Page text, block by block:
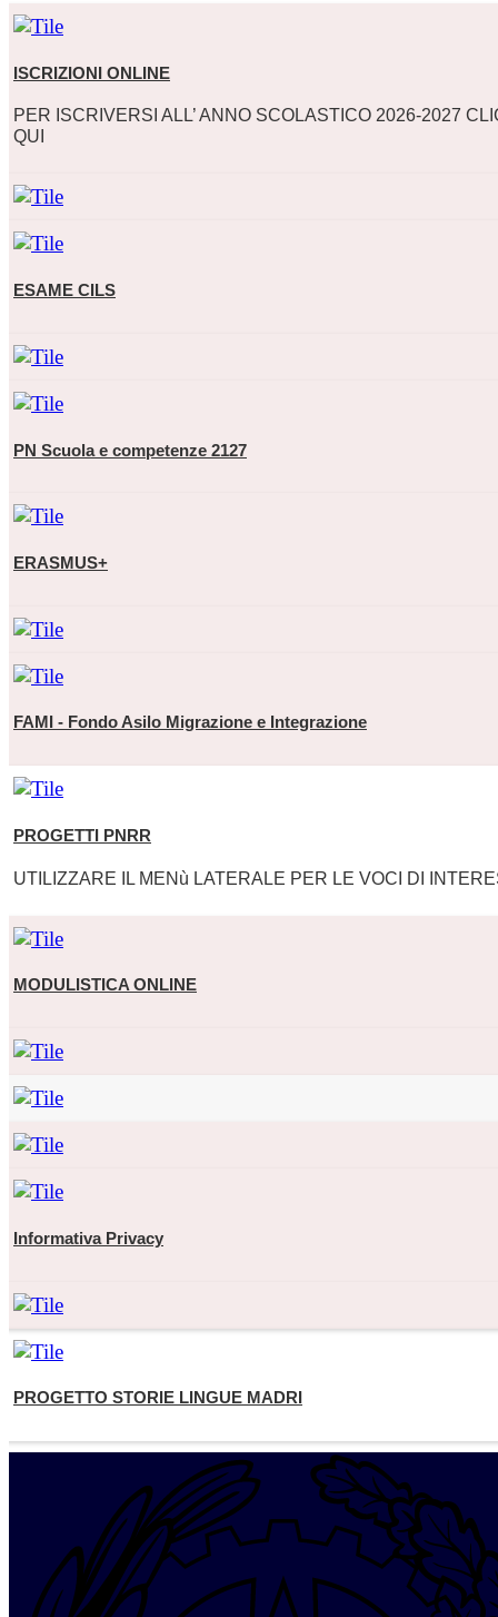
ISCRIZIONI ONLINE
PER ISCRIVERSI ALL’ ANNO SCOLASTICO 2026-2027
QUI
ESAME CILS
PN Scuola e competenze 2127
ERASMUS+
FAMI - Fondo Asilo Migrazione e Integrazione
PROGETTI PNRR
UTILIZZARE IL MENù LATERALE PER LE VOCI DI
MODULISTICA ONLINE
Informativa Privacy
PROGETTO STORIE LINGUE MADRI